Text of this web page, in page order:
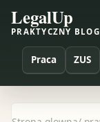
LegalUp
PRAKTYCZNY
Praca ZUS